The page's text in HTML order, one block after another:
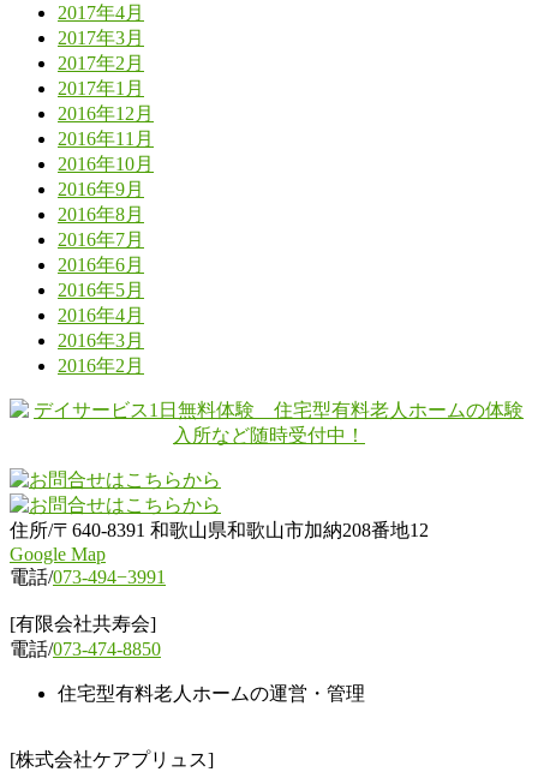
2017年4月
2017年3月
2017年2月
2017年1月
2016年12月
2016年11月
2016年10月
2016年9月
2016年8月
2016年7月
2016年6月
2016年5月
2016年4月
2016年3月
2016年2月
住所/〒640-8391 和歌山県和歌山市加納208番地12
Google Map
電話/073-494−3991
[有限会社共寿会]
電話/073-474-8850
住宅型有料老人ホームの運営・管理
[株式会社ケアプリュス]